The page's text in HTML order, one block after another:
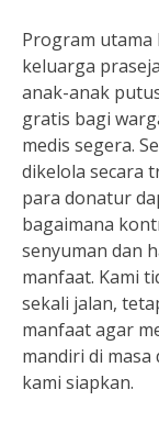
Program utama
keluarga
anak-anak
gratis bagi
medis segera.
dikelola secara
para donatur
bagaimana
senyuman dan
manfaat. Kami
sekali jalan,
manfaat agar
mandiri di
kami siapkan.